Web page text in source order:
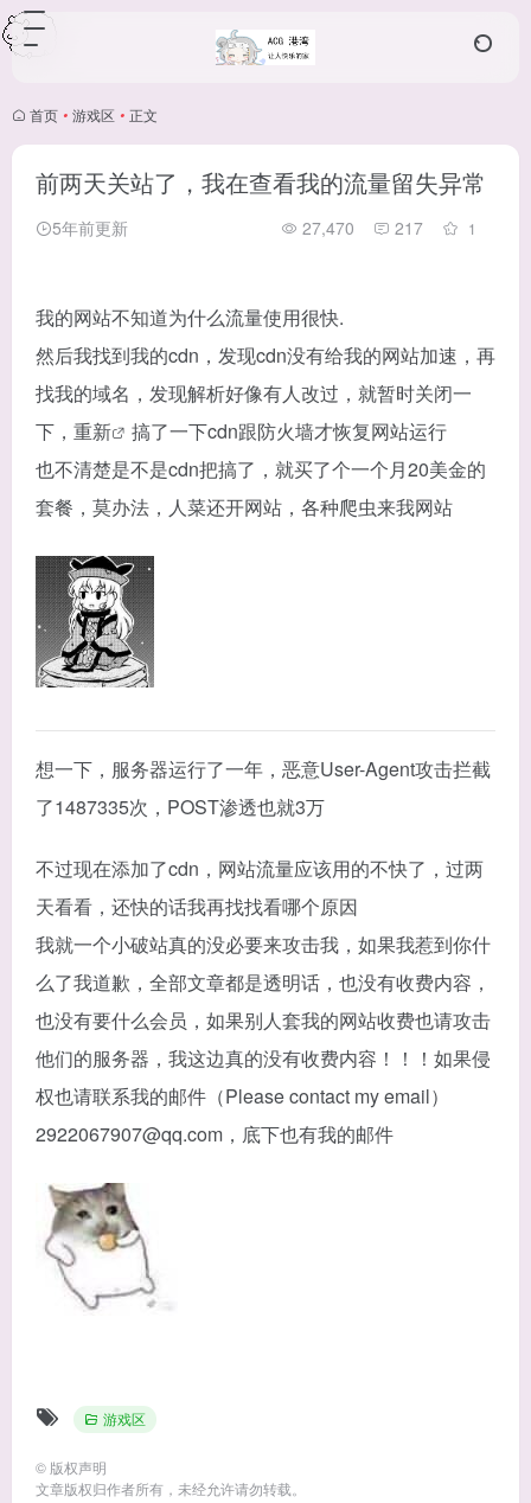
首页 • 游戏区 • 正文
前两天关站了，我在查看我的流量留失异常
5年前更新 27,470 217 1
我的网站不知道为什么流量使用很快.
然后我找到我的cdn，发现cdn没有给我的网站加速，再
找我的域名，发现解析好像有人改过，就暂时关闭一
下，重新
搞了一下cdn跟防火墙才恢复网站运行
也不清楚是不是cdn把搞了，就买了个一个月20美金的
套餐，莫办法，人菜还开网站，各种爬虫来我网站
想一下，服务器运行了一年，恶意User-Agent攻击拦截
了1487335次，POST渗透也就3万
不过现在添加了cdn，网站流量应该用的不快了，过两
天看看，还快的话我再找找看哪个原因
我就一个小破站真的没必要来攻击我，如果我惹到你什
么了我道歉，全部文章都是透明话，也没有收费内容，
也没有要什么会员，如果别人套我的网站收费也请攻击
他们的服务器，我这边真的没有收费内容！！！如果侵
权也请联系我的邮件（Please contact my email）
2922067907@qq.com ，底下也有我的邮件
游戏区
© 版权声明
文章版权归作者所有，未经允许请勿转载。